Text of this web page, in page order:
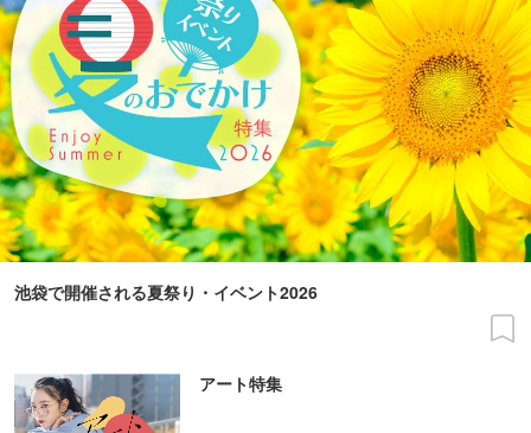
池袋で開催される夏祭り・イベント2026
アート特集